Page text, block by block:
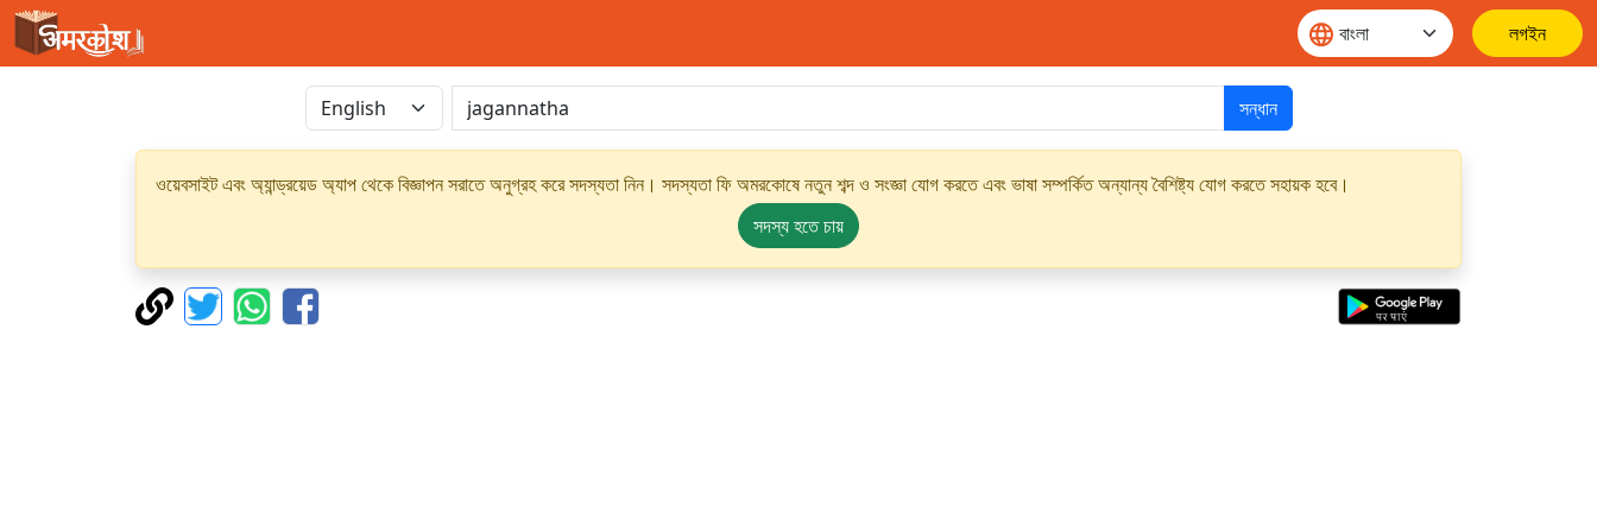
লগইন
সন্ধান
ওয়েবসাইট এবং অ্যান্ড্রয়েড অ্যাপ থেকে বিজ্ঞাপন সরাতে অনুগ্রহ করে সদস্যতা নিন। সদস্যতা ফি অমরকোষে নতুন শব্দ ও সংজ্ঞা যোগ করতে এবং ভাষা সম্পর্কিত অন্যান্য বৈশিষ্ট্য যোগ করতে সহায়ক হবে।
সদস্য হতে চায়